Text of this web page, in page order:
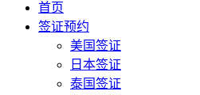
首页
签证预约
美国签证
日本签证
泰国签证